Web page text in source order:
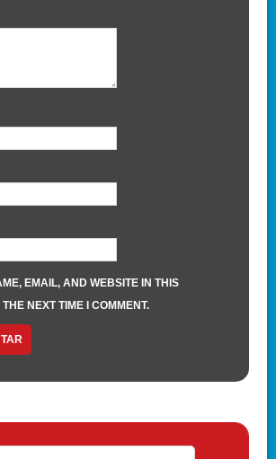
EMAIL, AND WEBSITE IN THIS
NEXT TIME I COMMENT.